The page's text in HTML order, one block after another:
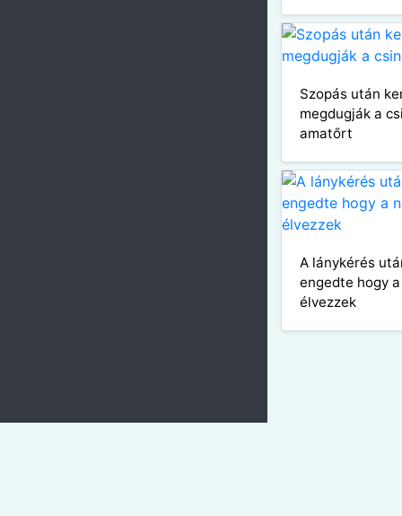
Szopás után
megdugják a
amatőrt
A lánykérés
engedte hogy
élvezzek